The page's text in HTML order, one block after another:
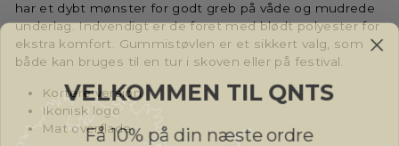
har et dybt mønster for godt greb på våde og mudrede
underlag. Indvendigt er de foret med blødt polyester for
ekstra komfort. Gummistøvlen er et sikkert valg, som
både kan bruges til en tur i skoven eller på festival.
Kortere version
Ikonisk logo
Mat overflade
VELKOMMEN TIL QNTS
Få 10% på din næste ordre